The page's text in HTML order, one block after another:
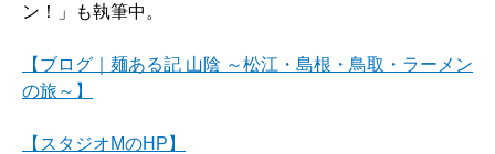
ン！」も執筆中。
【ブログ｜麺ある記 山陰 ～松江・島根・鳥取・ラーメン
の旅～】
【スタジオMのHP】